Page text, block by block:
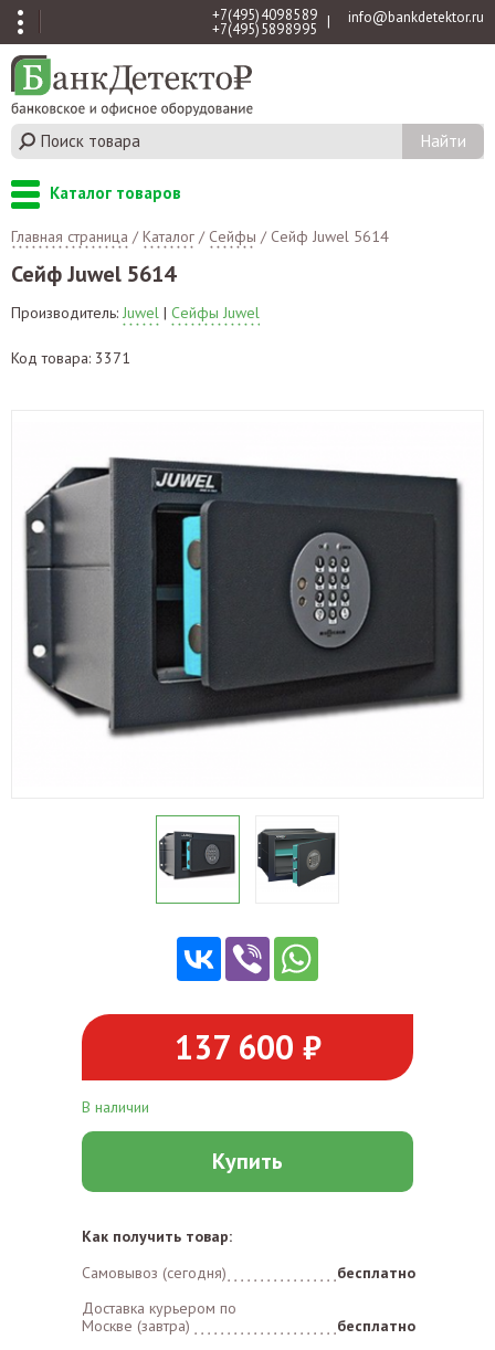
+7 (495) 409 85 89
+7 (495) 589 89 95 | info@bankdetektor.ru
Каталог товаров
Главная страница /Каталог / Сейфы / Сейф Juwel 5614
Сейф Juwel 5614
Производитель: Juwel | Сейфы Juwel
Код товара: 3371
137 600 ₽
В наличии
Купить
Как получить товар:
Самовывоз (сегодня)
бесплатно
Доставка курьером по
Москве (завтра)
бесплатно